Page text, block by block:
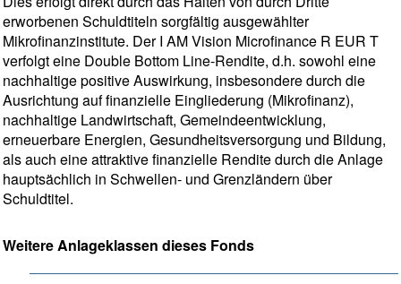
erworbenen Schuldtiteln sorgfältig ausgewählter
Mikrofinanzinstitute. Der I AM Vision Microfinance R EUR T
verfolgt eine Double Bottom Line-Rendite, d.h. sowohl eine
nachhaltige positive Auswirkung, insbesondere durch die
Ausrichtung auf finanzielle Eingliederung (Mikrofinanz),
nachhaltige Landwirtschaft, Gemeindeentwicklung,
erneuerbare Energien, Gesundheitsversorgung und Bildung,
als auch eine attraktive finanzielle Rendite durch die Anlage
hauptsächlich in Schwellen- und Grenzländern über
Schuldtitel.
Weitere Anlageklassen dieses Fonds